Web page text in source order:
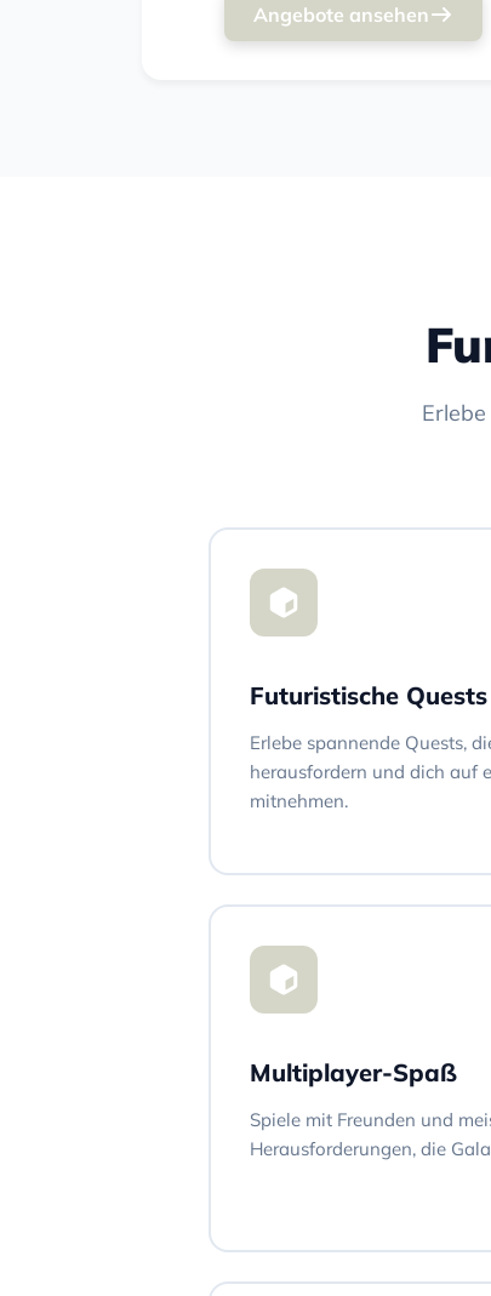
Angebote ansehen
Futuristische Quests
Erlebe spannende Quests,
herausfordern und dich auf
mitnehmen.
Multiplayer-Spaß
Spiele mit Freunden und
Herausforderungen, die